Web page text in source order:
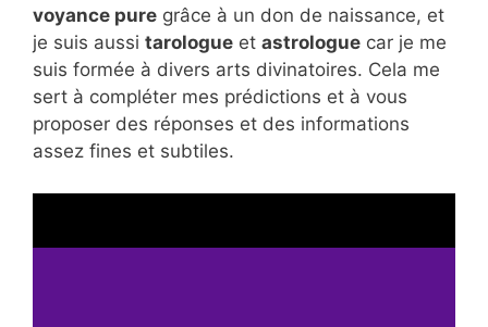
voyance pure grâce à un don de naissance, et
je suis aussi tarologue et astrologue car je me
suis formée à divers arts divinatoires. Cela me
sert à compléter mes prédictions et à vous
proposer des réponses et des informations
assez fines et subtiles.